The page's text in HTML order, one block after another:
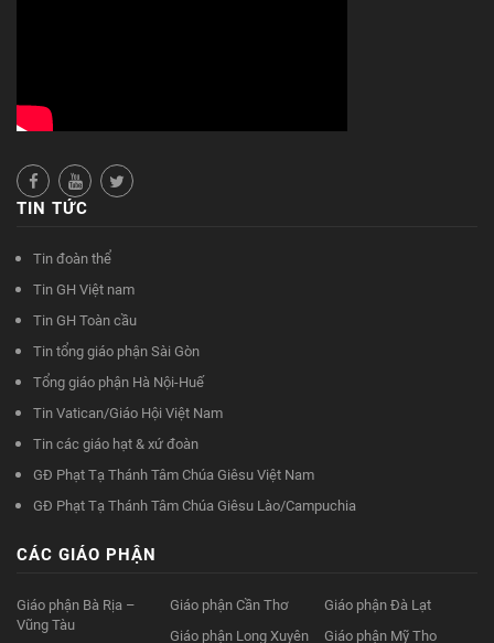
TIN TỨC
Tin đoàn thể
Tin GH Việt nam
Tin GH Toàn cầu
Tin tổng giáo phận Sài Gòn
Tổng giáo phận Hà Nội-Huế
Tin Vatican/Giáo Hội Việt Nam
Tin các giáo hạt & xứ đoàn
GĐ Phạt Tạ Thánh Tâm Chúa Giêsu Việt Nam
GĐ Phạt Tạ Thánh Tâm Chúa Giêsu Lào/Campuchia
CÁC GIÁO PHẬN
Giáo phận Bà Rịa –
Vũng Tàu
Giáo phận Cần Thơ
Giáo phận Đà Lạt
Giáo phận Long Xuyên
Giáo phận Mỹ Tho